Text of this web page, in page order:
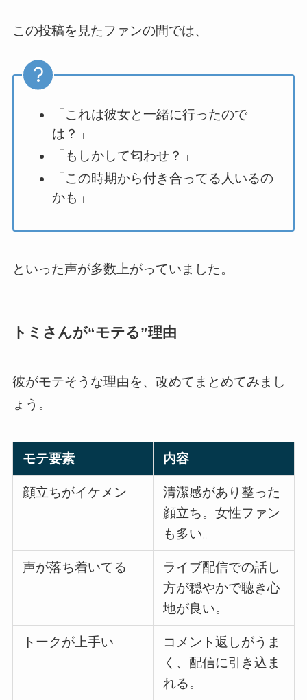
この投稿を見たファンの間では、
「これは彼女と一緒に行ったので
は？」
「もしかして匂わせ？」
「この時期から付き合ってる人いるの
かも」
といった声が多数上がっていました。
トミさんが“モテる”理由
彼がモテそうな理由を、改めてまとめてみまし
ょう。
モテ要素 内容
顔立ちがイケメン
清潔感があり整った
顔立ち。女性ファン
も多い。
声が落ち着いてる
ライブ配信での話し
方が穏やかで聴き心
地が良い。
トークが上手い
コメント返しがうま
く、配信に引き込ま
れる。